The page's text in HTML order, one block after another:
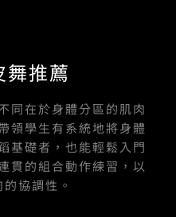
舞推薦
同在於身體分區的肌肉
領學生有系統地將身體
基礎者，也能輕鬆入門
貫的組合動作練習，以
協調性。